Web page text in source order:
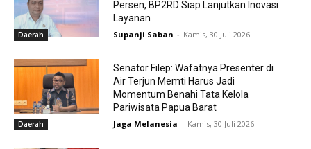
Daerah
Persen, BP2RD Siap Lanjutkan Inovasi
Layanan
Supanji Saban - Kamis, 30 Juli 2026
Daerah
Senator Filep: Wafatnya Presenter di
Air Terjun Memti Harus Jadi
Momentum Benahi Tata Kelola
Pariwisata Papua Barat
Jaga Melanesia - Kamis, 30 Juli 2026